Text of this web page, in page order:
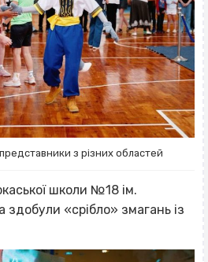
з різних областей
школи №18 ім.
здобули «срібло» змагань із